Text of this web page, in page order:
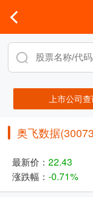
上市公司
奥飞数据
最新价： 22.43
涨跌幅： -0.71%